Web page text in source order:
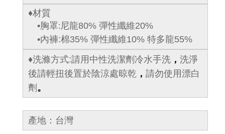
♦材質
•胸罩:尼龍80% 彈性纖維20%
•內褲:棉35% 彈性纖維10% 特多龍55%
♦洗滌方式:請用中性洗潔劑冷水手洗 ， 洗淨
後請輕扭後置於陰涼處晾乾 ， 請勿使用漂白
劑 。
產地：台灣